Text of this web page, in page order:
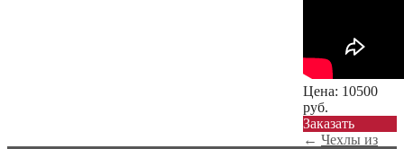
Цена: 10500
руб.
Заказать
← Чехлы из